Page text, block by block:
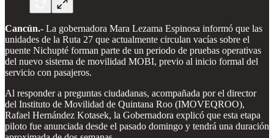
Cancún.- La gobernadora Mara Lezama Espinosa informó que las
unidades de la Ruta 27 que actualmente circulan vacías sobre el
puente Nichupté forman parte de un periodo de pruebas operativas
del nuevo sistema de movilidad MOBI, previo al inicio formal del
servicio con pasajeros.
Al responder a preguntas ciudadanas, acompañada por el director
del Instituto de Movilidad de Quintana Roo (IMOVEQROO),
Rafael Hernández Kotasek, la Gobernadora explicó que esta etapa
piloto fue anunciada desde el pasado domingo y tendrá una duración